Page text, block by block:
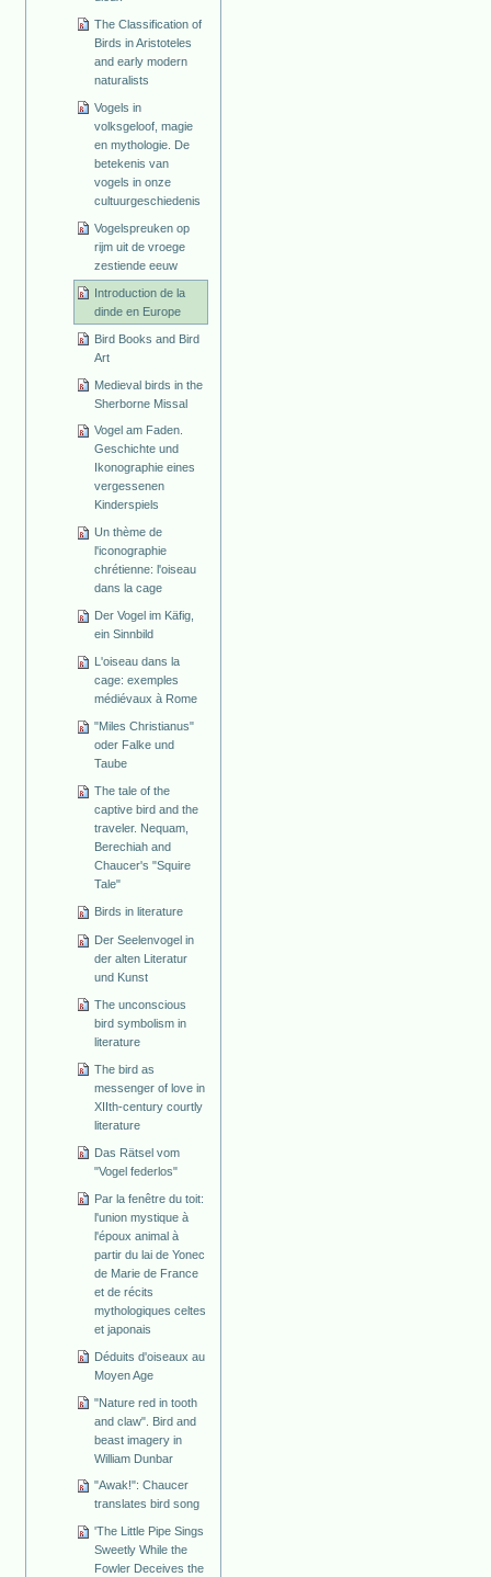
The Classification of
Birds in Aristoteles
and early modern
naturalists
Vogels in
volksgeloof, magie
en mythologie. De
betekenis van
vogels in onze
cultuurgeschiedenis
Vogelspreuken op
rijm uit de vroege
zestiende eeuw
Introduction de la
dinde en Europe
Bird Books and Bird
Art
Medieval birds in the
Sherborne Missal
Vogel am Faden.
Geschichte und
Ikonographie eines
vergessenen
Kinderspiels
Un thème de
l'iconographie
chrétienne: l'oiseau
dans la cage
Der Vogel im Käfig,
ein Sinnbild
L'oiseau dans la
cage: exemples
médiévaux à Rome
"Miles Christianus"
oder Falke und
Taube
The tale of the
captive bird and the
traveler. Nequam,
Berechiah and
Chaucer's "Squire
Tale"
Birds in literature
Der Seelenvogel in
der alten Literatur
und Kunst
The unconscious
bird symbolism in
literature
The bird as
messenger of love in
XIIth-century courtly
literature
Das Rätsel vom
"Vogel federlos"
Par la fenêtre du toit:
l'union mystique à
l'époux animal à
partir du lai de Yonec
de Marie de France
et de récits
mythologiques celtes
et japonais
Déduits d'oiseaux au
Moyen Age
"Nature red in tooth
and claw". Bird and
beast imagery in
William Dunbar
"Awak!": Chaucer
translates bird song
'The Little Pipe Sings
Sweetly While the
Fowler Deceives the